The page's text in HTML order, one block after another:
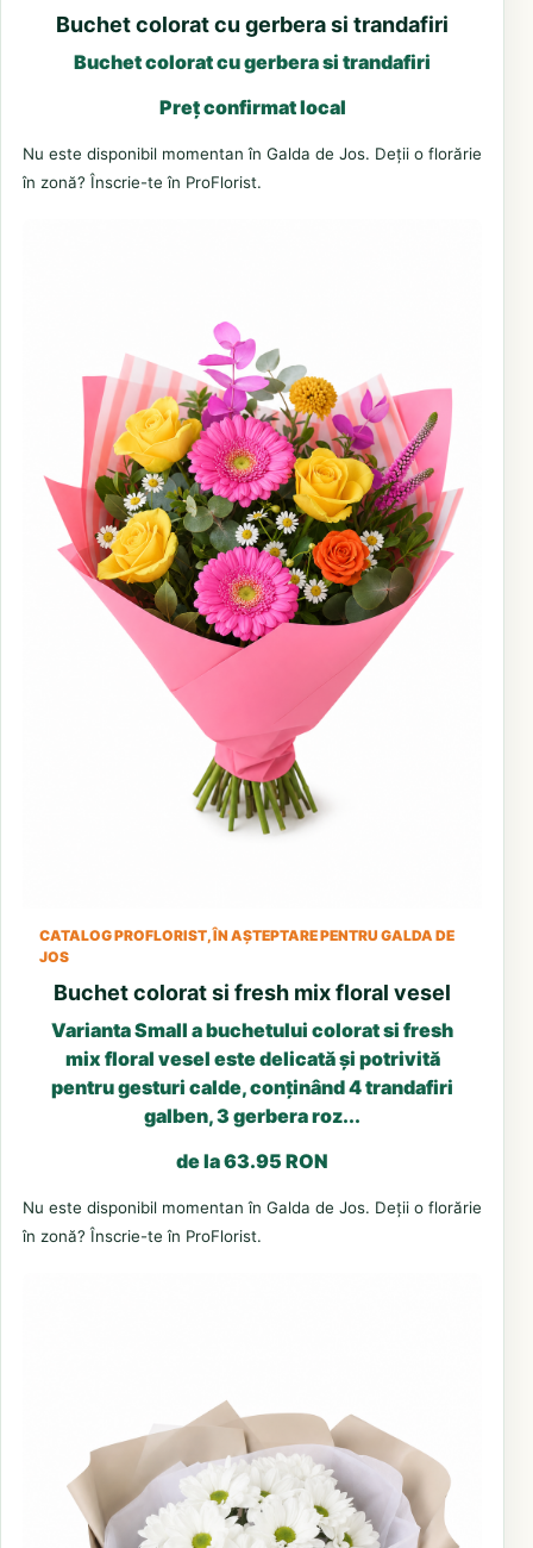
Buchet colorat cu gerbera si trandafiri
Buchet colorat cu gerbera si trandafiri
Preț confirmat local
Nu este disponibil momentan în Galda de Jos. Deții o florărie
în zonă? Înscrie-te în ProFlorist.
CATALOG PROFLORIST, ÎN AȘTEPTARE PENTRU GALDA DE
JOS
Buchet colorat si fresh mix floral vesel
Varianta Small a buchetului colorat si fresh
mix floral vesel este delicată și potrivită
pentru gesturi calde, conținând 4 trandafiri
galben, 3 gerbera roz...
de la 63.95 RON
Nu este disponibil momentan în Galda de Jos. Deții o florărie
în zonă? Înscrie-te în ProFlorist.